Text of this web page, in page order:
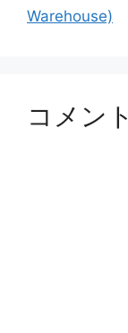
Warehouse)
コメン